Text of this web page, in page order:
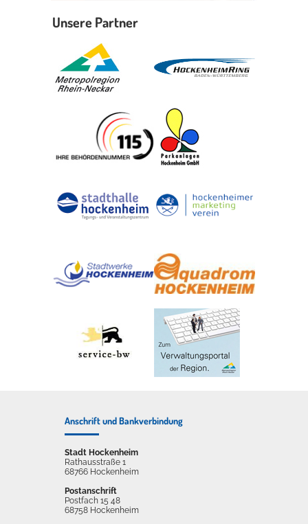
Unsere Partner
Anschrift und Bankverbindung
Stadt Hockenheim
Rathausstraße 1
68766 Hockenheim
Postanschrift
Postfach 15 48
68758 Hockenheim